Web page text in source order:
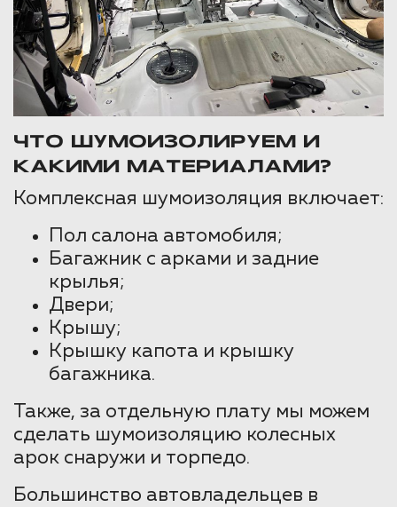
ЧТО ШУМОИЗОЛИРУЕМ И
КАКИМИ МАТЕРИАЛАМИ?
Комплексная шумоизоляция включает:
Пол салона автомобиля;
Багажник с арками и задние
крылья;
Двери;
Крышу;
Крышку капота и крышку
багажника.
Также, за отдельную плату мы можем
сделать шумоизоляцию колесных
арок снаружи и торпедо.
Большинство автовладельцев в